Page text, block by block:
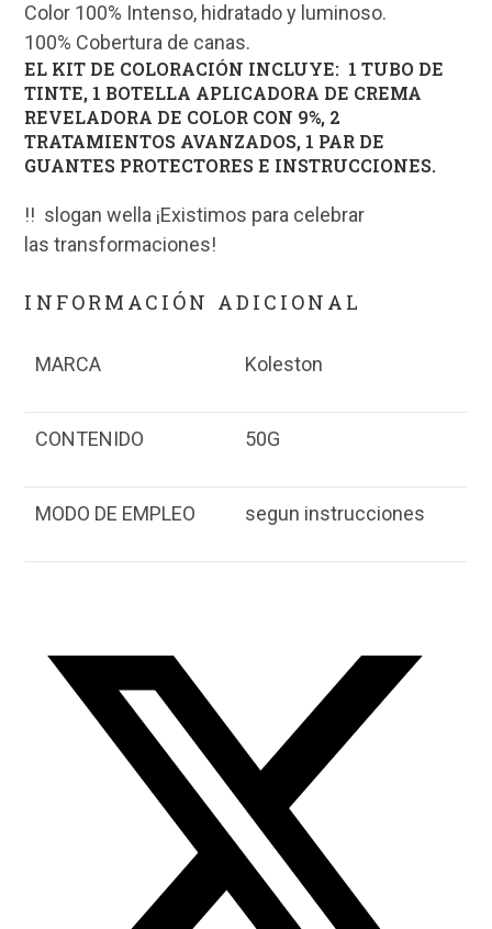
Color 100% Intenso, hidratado y luminoso.
100% Cobertura de canas.
EL KIT DE COLORACIÓN INCLUYE: 1 TUBO DE
TINTE, 1 BOTELLA APLICADORA DE CREMA
REVELADORA DE COLOR CON 9%, 2
TRATAMIENTOS AVANZADOS, 1 PAR DE
GUANTES PROTECTORES E INSTRUCCIONES.
!! slogan wella ¡Existimos para celebrar
las transformaciones!
INFORMACIÓN ADICIONAL
MARCA Koleston
CONTENIDO 50G
MODO DE EMPLEO segun instrucciones